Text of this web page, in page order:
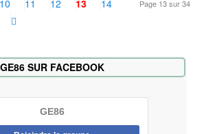
Page 13 sur 34
10 11 12 13
14
GE86 SUR FACEBOOK
GE86